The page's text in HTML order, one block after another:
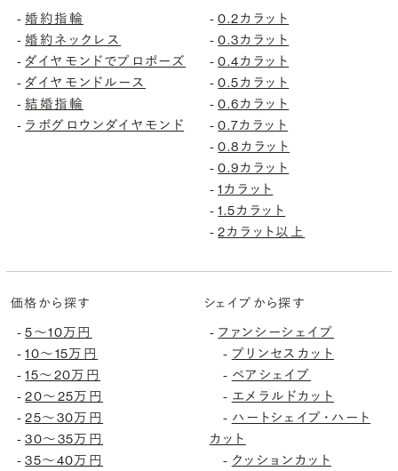
-婚約指輪
-婚約ネックレス
-ダイヤモンドでプロポーズ
-ダイヤモンドルース
-結婚指輪
- ラボグロウンダイヤモンド
-0.2カラット
-0.3カラット
-0.4カラット
-0.5カラット
-0.6カラット
-0.7カラット
-0.8カラット
-0.9カラット
-1カラット
-1.5カラット
-2カラット以上
価格から探す
-5〜10万円
-10〜15万円
-15〜20万円
-20〜25万円
-25〜30万円
-30〜35万円
-35〜40万円
シェイプから探す
- ファンシーシェイプ
- プリンセスカット
- ペアシェイプ
- エメラルドカット
- ハートシェイプ・ハート
カット
- クッションカット